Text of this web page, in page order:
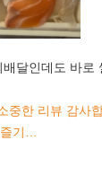
달인데도 바로
중한 리뷰 감사
즐기…